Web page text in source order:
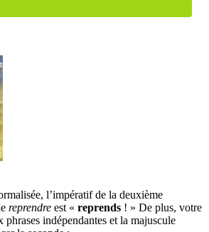
l’impératif de la deuxième
reprendre est « reprends ! » De plus, votre
indépendantes et la majuscule